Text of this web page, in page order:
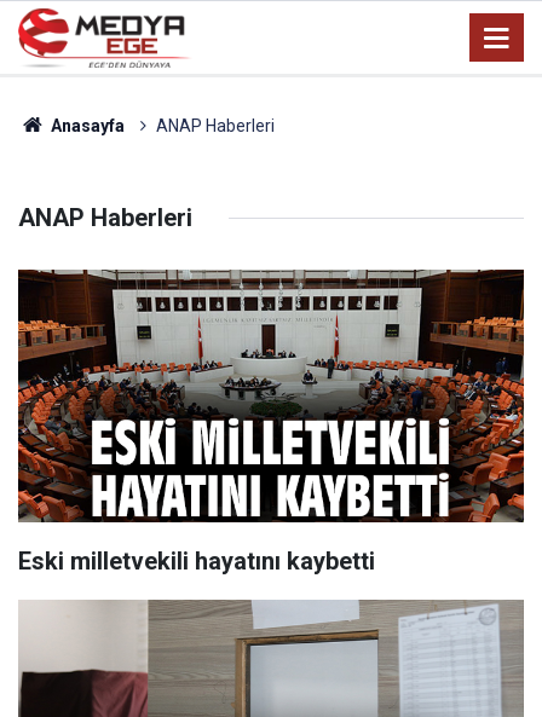
Anasayfa ANAP Haberleri
ANAP Haberleri
Eski milletvekili hayatını kaybetti